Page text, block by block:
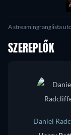
A streamingranglista
SZEREPLŐK
Daniel